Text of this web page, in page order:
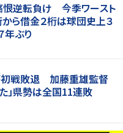
恨逆転負け 今季ワースト
ら借金２桁は球団史上３
年ぶり
初戦敗退 加藤重雄監督
」県勢は全国11連敗